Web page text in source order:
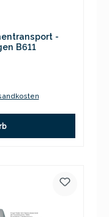
-
B611